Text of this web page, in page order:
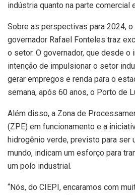
indústria quanto na parte comercial
Sobre as perspectivas para 2024,
governador Rafael Fonteles traz
o setor. O governador, que desde o
intenção de impulsionar o setor
gerar empregos e renda para o
semana, após 60 anos, o Porto de
Além disso, a Zona de
(ZPE) em funcionamento e a
hidrogênio verde, previsto para ser
mundo, indicam um esforço para
um polo industrial.
“Nós, do CIEPI, encaramos com